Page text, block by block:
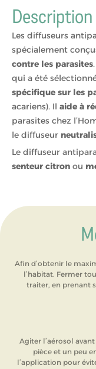
Description
Les diffuseurs
spécialement
contre les parasites
qui a été
spécifique sur les
acariens). Il aide à
parasites chez
le diffuseur
Le diffuseur
senteur citron ou
Afin d’obtenir le
l’habitat. Fermer
traiter, en prenant
Agiter l’aérosol
pièce et un peu
l’application pour